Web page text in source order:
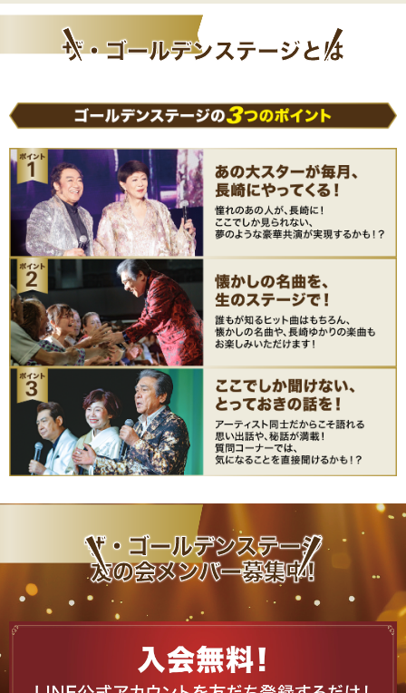
ザ・ゴールデン ステージとは
ザ・ゴールデンステージ
友の会メンバー募集中!
③「販売中」を押す
③登録完了です！
③電話番号が書いてあるボタンを押すと電話がか
かりますので、ご注文をお願いいたします